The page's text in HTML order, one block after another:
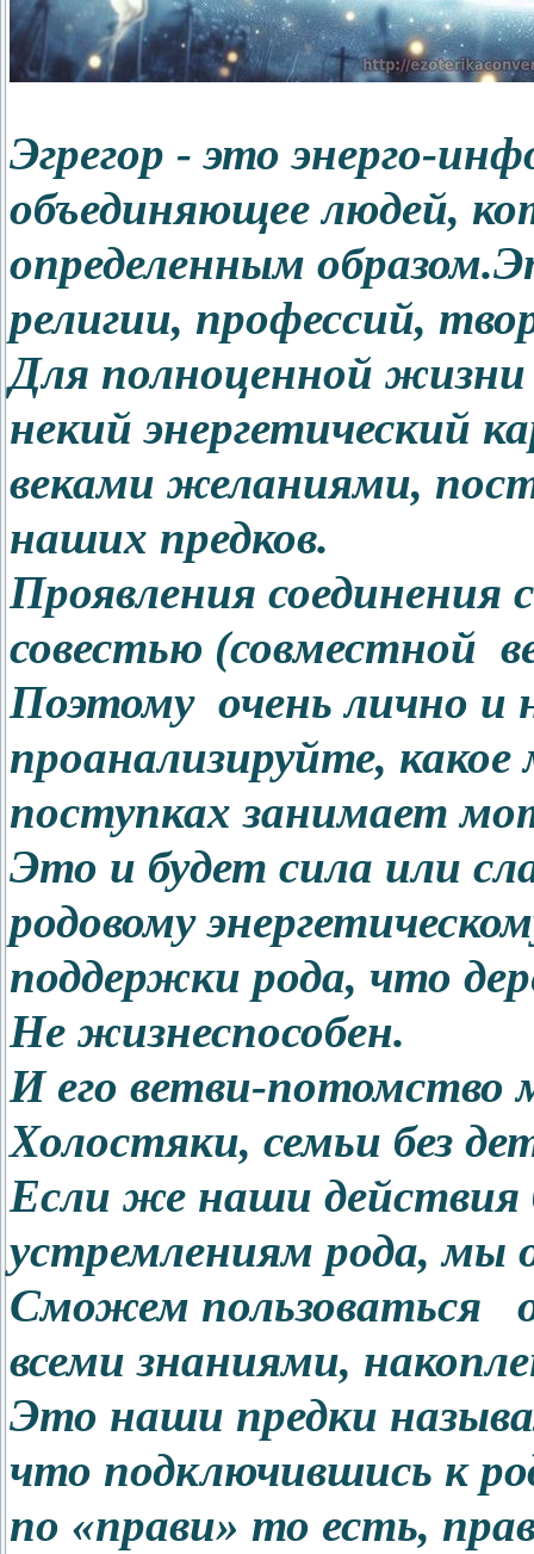
Эгрегор - это энерго-
объединяющее людей,
определенным образом.
религии, профессий,
Для полноценной жизни
некий энергетический
веками желаниями,
наших предков.
Проявления соединения
совестью (совместной
Поэтому очень лично и
проанализируйте,
поступках занимает
Это и будет сила или
родовому
поддержки рода, что
Не жизнеспособен.
И его ветви-потомство
Холостяки, семьи без
Если же наши действия
устремлениям рода, мы
Сможем пользоваться
всеми знаниями,
Это наши предки
что подключившись к
по «прави» то есть,